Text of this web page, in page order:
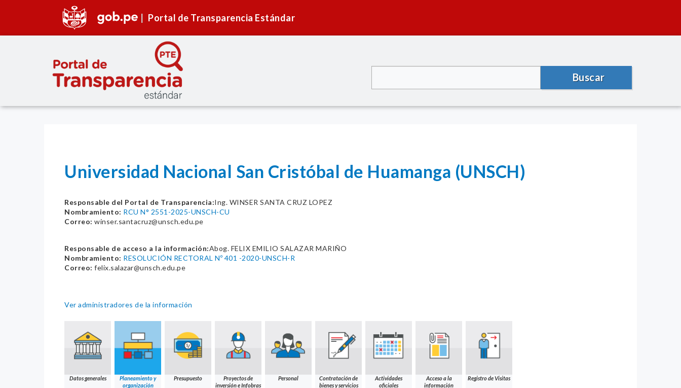
Portal de Transparencia Estándar
Buscar
Universidad Nacional San Cristóbal de Huamanga (UNSCH)
Responsable del Portal de Transparencia:Ing. WINSER SANTA CRUZ LOPEZ
Nombramiento: RCU N° 2551-2025-UNSCH-CU
Correo: winser.santacruz@unsch.edu.pe
Responsable de acceso a la información:Abog. FELIX EMILIO SALAZAR MARIÑO
Nombramiento: RESOLUCIÓN RECTORAL Nº 401 -2020-UNSCH-R
Correo: felix.salazar@unsch.edu.pe
Ver administradores de la información
Datos generales
Planeamiento y
organización
Presupuesto
Proyectos de
inversión e Infobras
Personal
Contratación de
bienes y servicios
Actividades
oficiales
Acceso a la
información
Registro de Visitas